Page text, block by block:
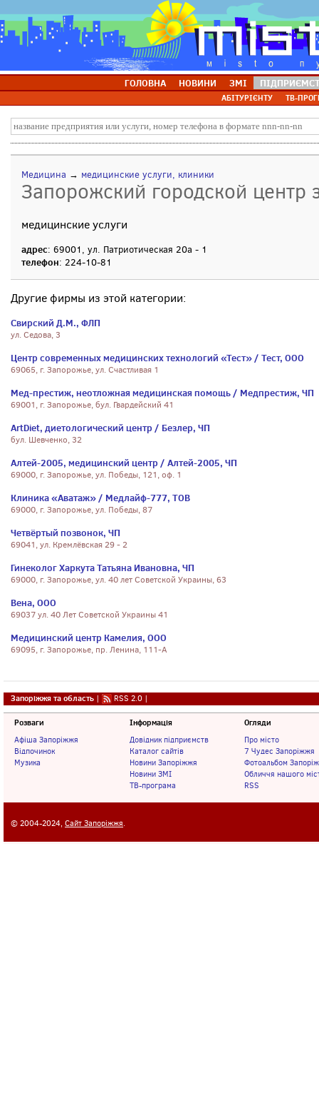
ГОЛОВНА НОВИНИ ЗМІ
АБІТУРІЄНТУ ТВ-
Медицина → медицинские услуги, клиники
Запорожский городской центр
медицинские услуги
адрес: 69001, ул. Патриотическая 20а - 1
телефон: 224-10-81
Другие фирмы из этой категории:
Свирский Д.М., ФЛП
ул. Седова, 3
Центр современных медицинских технологий «Тест» / Тест, ООО
69065, г. Запорожье, ул. Счастливая 1
Мед-престиж, неотложная медицинская помощь / Медпрестиж, ЧП
69001, г. Запорожье, бул. Гвардейский 41
ArtDiet, диетологический центр / Безлер, ЧП
бул. Шевченко, 32
Алтей-2005, медицинский центр / Алтей-2005, ЧП
69000, г. Запорожье, ул. Победы, 121, оф. 1
Клиника «Аватаж» / Медлайф-777, ТОВ
69000, г. Запорожье, ул. Победы, 87
Четвёртый позвонок, ЧП
69041, ул. Кремлёвская 29 - 2
Гинеколог Харкута Татьяна Ивановна, ЧП
69000, г. Запорожье, ул. 40 лет Советской Украины, 63
Вена, ООО
69037 ул. 40 Лет Советской Украины 41
Медицинский центр Камелия, ООО
69095, г. Запорожье, пр. Ленина, 111-А
Запоріжжя та область | RSS 2.0 |
Розваги
Афіша Запоріжжя
Відпочинок
Музика
Інформація
Довідник підприємств
Каталог сайтів
Новини Запоріжжя
Новини ЗМІ
ТВ-програма
Огляди
Про місто
7 Чудес Запоріжжя
Фотоальбом
Обличчя нашого
RSS
© 2004-2024, Сайт Запоріжжя.